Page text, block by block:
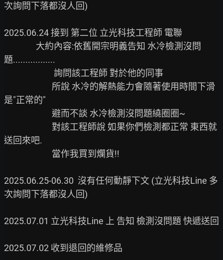
次詢問下落都沒人回)
2025.06.24 接到 第二位 立光科技工程師 電聯
題.................
是"正常的"
送回來吧.
2025.06.25-06.30  沒有任何動靜下文 (立光科技Line 多
次詢問下落都沒人回)
2025.07.01 立光科技Line 上 告知 檢測沒問題 快遞送回
2025.07.02 收到退回的維修品